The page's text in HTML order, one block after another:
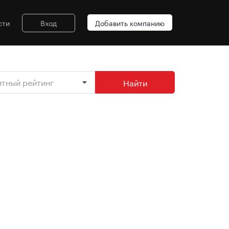
Вход Добавить компанию
рейтинг Найти